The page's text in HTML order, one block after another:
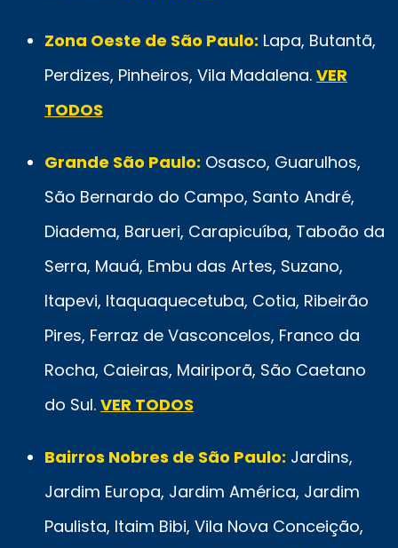
Zona Oeste de São Paulo: Lapa, Butantã,
Perdizes, Pinheiros, Vila Madalena. VER
TODOS
Grande São Paulo: Osasco, Guarulhos,
São Bernardo do Campo, Santo André,
Diadema, Barueri, Carapicuíba, Taboão da
Serra, Mauá, Embu das Artes, Suzano,
Itapevi, Itaquaquecetuba, Cotia, Ribeirão
Pires, Ferraz de Vasconcelos, Franco da
Rocha, Caieiras, Mairiporã, São Caetano
do Sul. VER TODOS
Bairros Nobres de São Paulo: Jardins,
Jardim Europa, Jardim América, Jardim
Paulista, Itaim Bibi, Vila Nova Conceição,